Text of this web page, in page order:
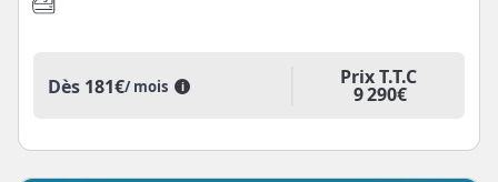
Dès 181€/ mois i Prix T.T.C
9 290€